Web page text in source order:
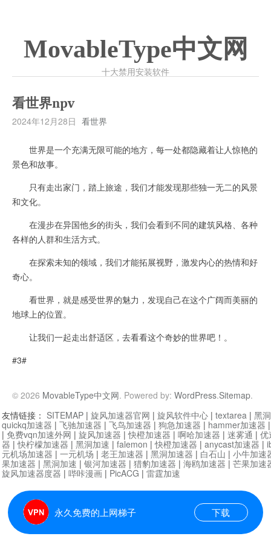
MovableType中文网
十大禁用安装软件
看世界npv
2024年12月28日 看世界
世界是一个充满无限可能的地方，每一处都隐藏着让人惊艳的
景色和故事。
只有走出家门，踏上旅途，我们才能发现那些独一无二的风景
和文化。
在漫步在异国他乡的街头，我们会看到不同的建筑风格、各种
各样的人群和生活方式。
在探索未知的领域，我们才能拓展视野，激发内心的热情和好
奇心。
看世界，就是感受世界的魅力，发现自己在这个广阔而美丽的
地球上的位置。
让我们一起走出舒适区，去看看这个奇妙的世界吧！。
#3#
© 2026 MovableType中文网. Powered by: WordPress.Sitemap.
永久免费的上网梯子 下载
友情链接： SITEMAP | 旋风加速器官网 | 旋风软件中心 | textarea | 黑
quickq加速器 | 飞驰加速器 | 飞鸟加速器 | 狗急加速器 | hammer加速器
| 免费vqn加速外网 | 旋风加速器 |快橙加速器 | 啊哈加速器 | 迷雾通 | 优
器 |快柠檬加速器 | 黑洞加速 | falemon |快橙加速器 | anycast加速器 |
元机场加速器 | 一元机场 | 老王加速器 | 黑洞加速器 | 白石山 | 小牛加速
果加速器 | 黑洞加速 | 银河加速器 | 猎豹加速器 | 海鸥加速器 | 芒果加速
旋风加速器度器 | 哔咔漫画 | PicACG | 雷霆加速